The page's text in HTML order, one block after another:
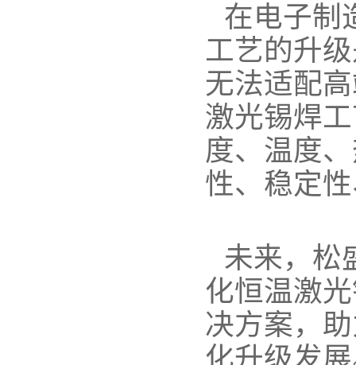
在电子制
工艺的升
无法适配
激光锡焊
度、温度
性、稳定
未来，松
化恒温激
决方案，
化升级发